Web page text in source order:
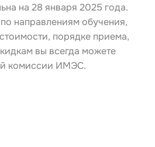
на 28 января 2025 года.
направлениям обучения,
порядке приема,
вы всегда можете
комиссии ИМЭС.